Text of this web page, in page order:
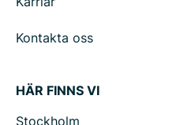
Kontakta oss
HÄR FINNS VI
Stockholm